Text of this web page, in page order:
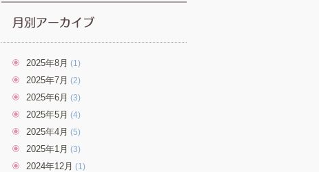
2025年8月 (1)
2025年7月 (2)
2025年6月 (3)
2025年5月 (4)
2025年4月 (5)
2025年1月 (3)
2024年12月 (1)